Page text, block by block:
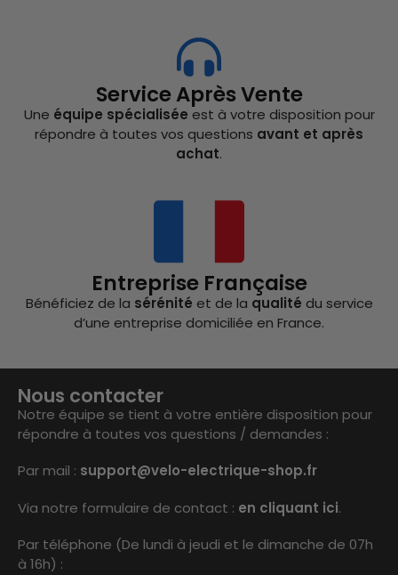
Service Après Vente
Une équipe spécialisée est à votre disposition pour
répondre à toutes vos questions avant et après
achat.
Entreprise Française
Bénéficiez de la sérénité et de la qualité du service
d’une entreprise domiciliée en France.
Nous contacter
Notre équipe se tient à votre entière disposition pour
répondre à toutes vos questions / demandes :
Par mail : support@velo-electrique-shop.fr
Via notre formulaire de contact : en cliquant ici.
Par téléphone (De lundi à jeudi et le dimanche de 07h
à 16h) :